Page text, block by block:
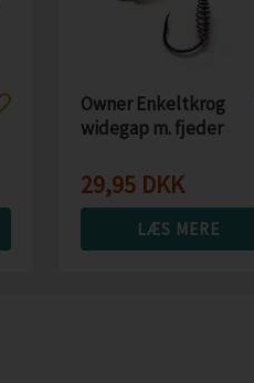
Owner Enkeltkrog
widegap m. fjeder
29,95 DKK
LÆS MERE